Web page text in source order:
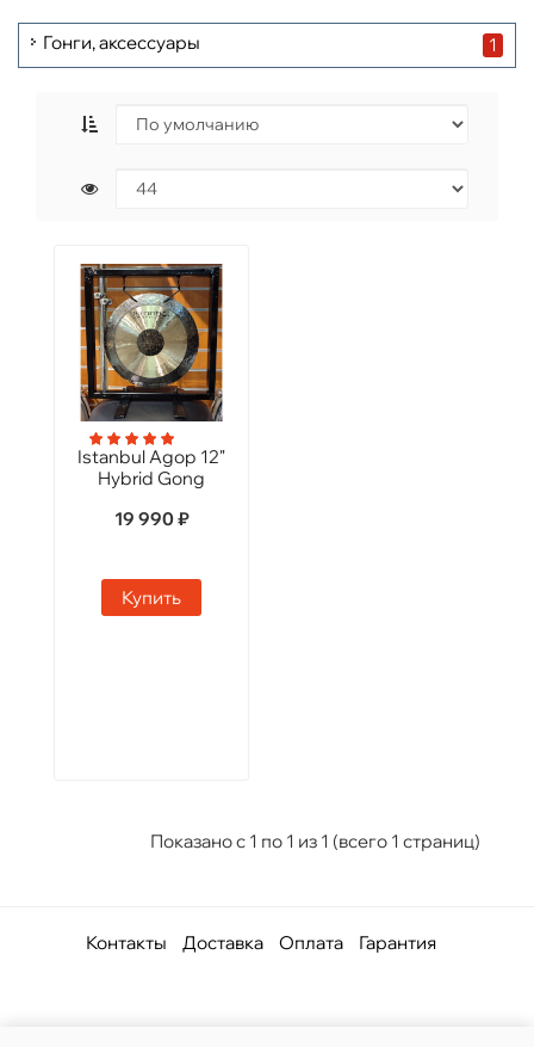
Гонги, аксессуары 1
Istanbul Agop 12"
Hybrid Gong
19 990 ₽
Купить
Показано с 1 по 1 из 1 (всего 1 страниц)
Контакты Доставка Оплата Гарантия